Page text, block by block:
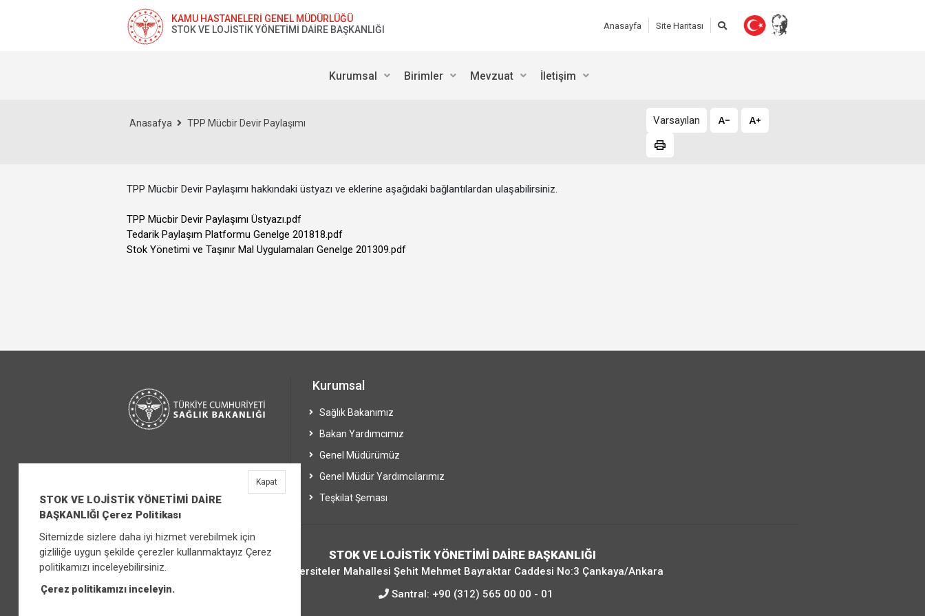
KAMU HASTANELERİ GENEL MÜDÜRLÜĞÜ
STOK VE LOJİSTİK YÖNETİMİ DAİRE BAŞKANLIĞI
Anasayfa Site Haritası
Kurumsal Birimler Mevzuat İletişim
Anasafya TPP Mücbir Devir Paylaşımı Varsayılan
TPP Mücbir Devir Paylaşımı hakkındaki üstyazı ve eklerine aşağıdaki bağlantılardan ulaşabilirsiniz.
TPP Mücbir Devir Paylaşımı Üstyazı.pdf
Tedarik Paylaşım Platformu Genelge 201818.pdf
Stok Yönetimi ve Taşınır Mal Uygulamaları Genelge 201309.pdf
Kurumsal
Sağlık Bakanımız
Bakan Yardımcımız
Genel Müdürümüz
Genel Müdür Yardımcılarımız
Teşkilat Şeması
STOK VE LOJİSTİK YÖNETİMİ DAİRE BAŞKANLIĞI
Üniversiteler Mahallesi Şehit Mehmet Bayraktar Caddesi No:3 Çankaya/Ankara
Santral: +90 (312) 565 00 00 - 01
STOK VE LOJİSTİK YÖNETİMİ DAİRE
BAŞKANLIĞI Çerez Politikası
Sitemizde sizlere daha iyi hizmet verebilmek için
gizliliğe uygun şekilde çerezler kullanmaktayız Çerez
politikamızı inceleyebilirsiniz.
Çerez politikamızı inceleyin.
Kapat